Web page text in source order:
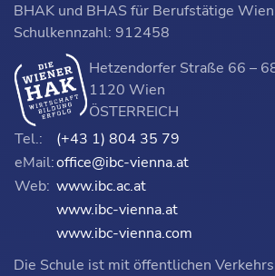
BHAK und BHAS für Berufstätige
Schulkennzahl: 912458
Hetzendorfer Straße 66 –
1120 Wien
ÖSTERREICH
Tel.:
(+43 1) 804 35 79
eMail:office@ibc-vienna.at
Web: www.ibc.ac.at
www.ibc-vienna.at
www.ibc-vienna.com
Die Schule ist mit öffentlichen